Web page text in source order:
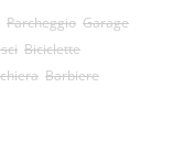
Parcheggio Garage
Biciclette
Barbiere